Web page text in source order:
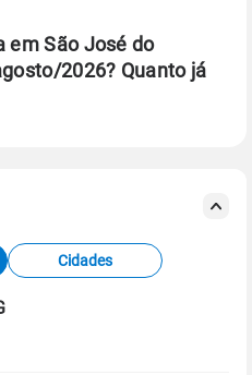
reanálise ERA5.
em São José do
2026? Quanto já
de estações
do Centro de Previsão
(CPTEC).
sobre os dados
Cidades